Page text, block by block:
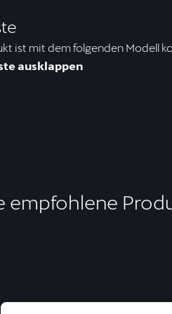
ist mit dem folgenden Modell
ausklappen
empfohlene